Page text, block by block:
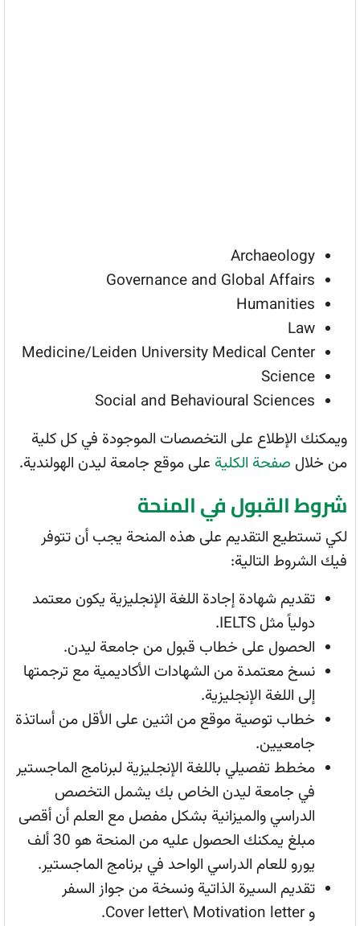
Archaeology
Governance and Global Affairs
Humanities
Law
Medicine/Leiden University Medical Center
Science
Social and Behavioural Sciences
ويمكنك الإطلاع على التخصصات الموجودة في كل كلية
من خلال صفحة الكلية على موقع جامعة ليدن الهولندية.
شروط القبول في المنحة
لكي تستطيع التقديم على هذه المنحة يجب أن تتوفر
فيك الشروط التالية:
تقديم شهادة إجادة اللغة الإنجليزية يكون معتمد
دولياً مثل IELTS.
الحصول على خطاب قبول من جامعة ليدن.
نسخ معتمدة من الشهادات الأكاديمية مع ترجمتها
إلى اللغة الإنجليزية.
خطاب توصية موقع من اثنين على الأقل من أساتذة
جامعيين.
مخطط تفصيلي باللغة الإنجليزية لبرنامج الماجستير
في جامعة ليدن الخاص بك يشمل التخصص
الدراسي والميزانية بشكل مفصل مع العلم أن أقصى
مبلغ يمكنك الحصول عليه من المنحة هو 30 ألف
يورو للعام الدراسي الواحد في برنامج الماجستير.
تقديم السيرة الذاتية ونسخة من جواز السفر
و Cover letter\ Motivation letter.